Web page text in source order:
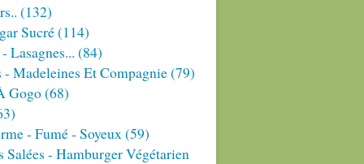
(132)
Sucré(114)
Lasagnes... (84)
Madeleines Et Compagnie(79)
Gogo(68)
- Fumé - Soyeux(59)
Salées - Hamburger Végétarien